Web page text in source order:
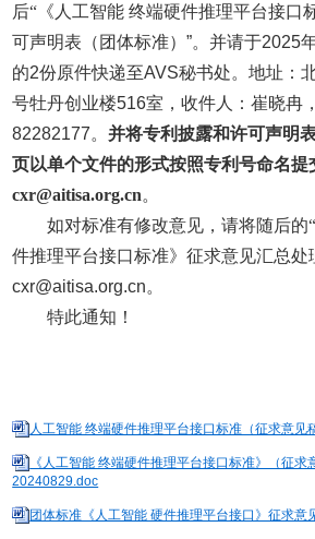
后“《人工智能 终端硬件推理平台接口
可声明表（团体标准）”。并请于2025
的2份原件快递至AVS秘书处。地址：
号牡丹创业楼516室，收件人：崔晓冉
82282177。并将专利披露和许可声明
页以单个文件的形式按照专利号命名提
cxr@aitisa.org.cn。
如对标准有修改意见，请将随后的
件推理平台接口标准》征求意见汇总处
cxr@aitisa.org.cn。
特此通知！
人工智能 终端硬件推理平台接口标准（征求意见
《人工智能 终端硬件推理平台接口标准》（征求
20240829.doc
团体标准《人工智能 硬件推理平台接口》征求意